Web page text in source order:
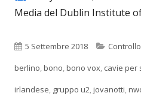
Media del Dublin Institute
Pubblicato
5 Settembre 2018 Categorie
Controllo
berlino,bono,bono vox, cavie per
irlandese, gruppo u2,jovanotti,